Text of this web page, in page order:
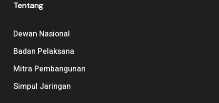
Tentang
Dewan Nasional
Badan Pelaksana
Mitra Pembangunan
Simpul Jaringan